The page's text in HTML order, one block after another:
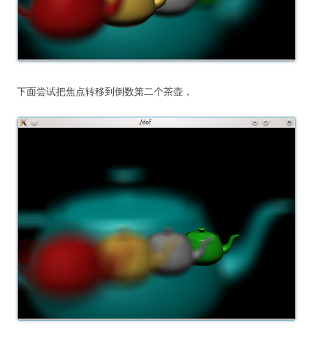
下面尝试把焦点转移到倒数第二个茶壶，